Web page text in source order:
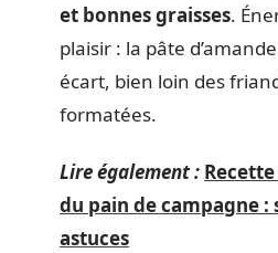
et bonnes graisses.
plaisir : la pâte
écart, bien loin des
formatées.
Lire également :
du pain de campagne :
astuces